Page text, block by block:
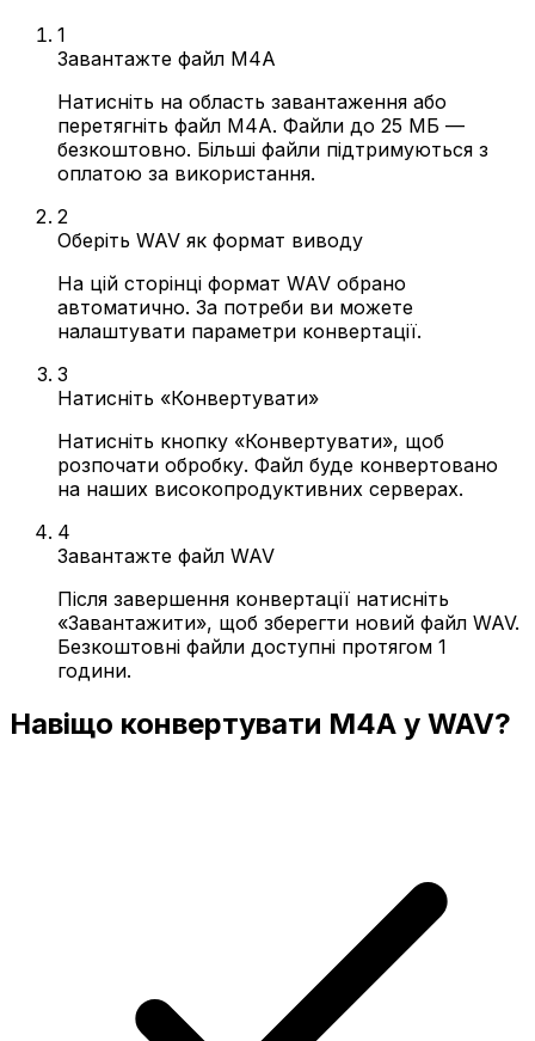
1
Завантажте файл M4A
Натисніть на область завантаження або
перетягніть файл M4A. Файли до 25 МБ —
безкоштовно. Більші файли підтримуються з
оплатою за використання.
2
Оберіть WAV як формат виводу
На цій сторінці формат WAV обрано
автоматично. За потреби ви можете
налаштувати параметри конвертації.
3
Натисніть «Конвертувати»
Натисніть кнопку «Конвертувати», щоб
розпочати обробку. Файл буде конвертовано
на наших високопродуктивних серверах.
4
Завантажте файл WAV
Після завершення конвертації натисніть
«Завантажити», щоб зберегти новий файл WAV.
Безкоштовні файли доступні протягом 1
години.
Навіщо конвертувати M4A у WAV?